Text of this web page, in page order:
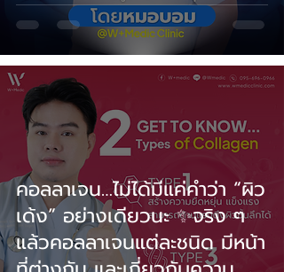
คอลลาเจน…ไม่ได้มีแค่คำว่า “ผิว
เด้ง” อย่างเดียวนะ ✨จริง ๆ
แล้วคอลลาเจนแต่ละชนิด มีหน้า